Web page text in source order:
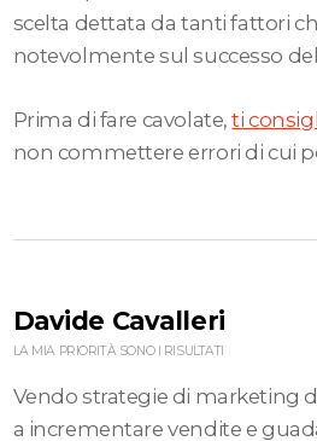
scelta dettata da tanti fattori
notevolmente sul successo
Prima di fare cavolate,ti
non commettere errori di cui
Davide Cavalleri
LA MIA PRIORITÀ SONO I RISULTATI
Vendo strategie di marketing
a incrementare vendite e